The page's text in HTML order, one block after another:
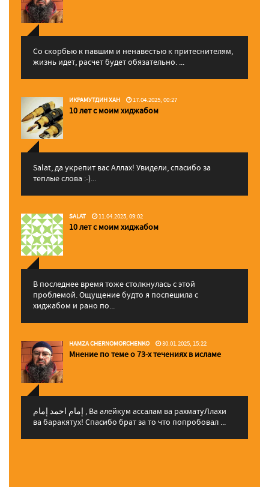
Со скорбью к павшим и ненавестью к притеснителям,
жизнь идет, расчет будет обязательно. ...
ИКРАМУТДИН ХАН 17.04.2025, 00:27
10 лет с моим хиджабом
Salat, да укрепит вас Аллаx! Увидели, спасибо за
теплые слова :-)...
SALAT 11.04.2025, 09:02
10 лет с моим хиджабом
В последнее время тоже столкнулась с этой
проблемой. Ощущение будто я поспешила с
хиджабом и рано по...
HAMZA CHERNOMORCHENKO 30.01.2025, 15:22
Мнение по теме о 73-х течениях в исламе
إمام احمد إمام , Ва алейкум ассалам ва рахматуЛлахи
ва баракятух! Спасибо брат за то что попробовал ...